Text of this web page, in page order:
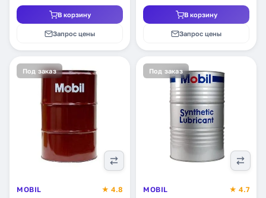
В корзину
Запрос цены
В корзину
Запрос цены
Под заказ
MOBIL
★ 4.8
Под заказ
MOBIL
★ 4.7